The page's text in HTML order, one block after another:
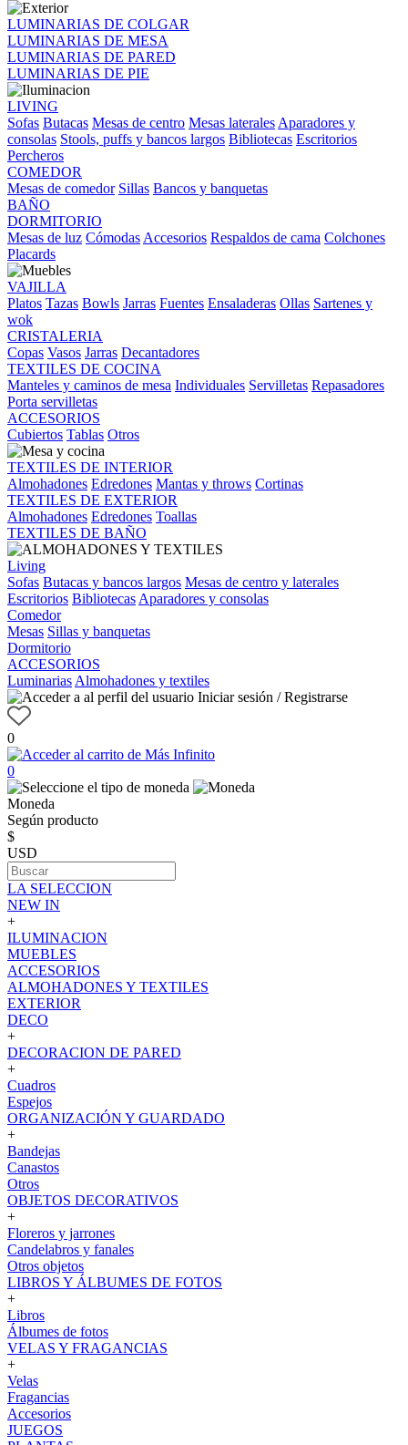
LUMINARIAS DE COLGAR
LUMINARIAS DE MESA
LUMINARIAS DE PARED
LUMINARIAS DE PIE
LIVING
Sofas Butacas Mesas de centro Mesas laterales Aparadores y
consolas Stools, puffs y bancos largos Bibliotecas Escritorios
Percheros
COMEDOR
Mesas de comedor Sillas Bancos y banquetas
BAÑO
DORMITORIO
Mesas de luz Cómodas Accesorios Respaldos de cama Colchones
Placards
VAJILLA
Platos Tazas Bowls Jarras Fuentes Ensaladeras Ollas Sartenes y
wok
CRISTALERIA
Copas Vasos Jarras Decantadores
TEXTILES DE COCINA
Manteles y caminos de mesa Individuales Servilletas Repasadores
Porta servilletas
ACCESORIOS
Cubiertos Tablas Otros
TEXTILES DE INTERIOR
Almohadones Edredones Mantas y throws Cortinas
TEXTILES DE EXTERIOR
Almohadones Edredones Toallas
TEXTILES DE BAÑO
Living
Sofas Butacas y bancos largos Mesas de centro y laterales
Escritorios Bibliotecas Aparadores y consolas
Comedor
Mesas Sillas y banquetas
Dormitorio
ACCESORIOS
Luminarias Almohadones y textiles
Iniciar sesión / Registrarse
0
0
Moneda
Según producto
$
USD
LA SELECCION
NEW IN
+
ILUMINACION
MUEBLES
ACCESORIOS
ALMOHADONES Y TEXTILES
EXTERIOR
DECO
+
DECORACION DE PARED
+
Cuadros
Espejos
ORGANIZACIÓN Y GUARDADO
+
Bandejas
Canastos
Otros
OBJETOS DECORATIVOS
+
Floreros y jarrones
Candelabros y fanales
Otros objetos
LIBROS Y ÁLBUMES DE FOTOS
+
Libros
Álbumes de fotos
VELAS Y FRAGANCIAS
+
Velas
Fragancias
Accesorios
JUEGOS